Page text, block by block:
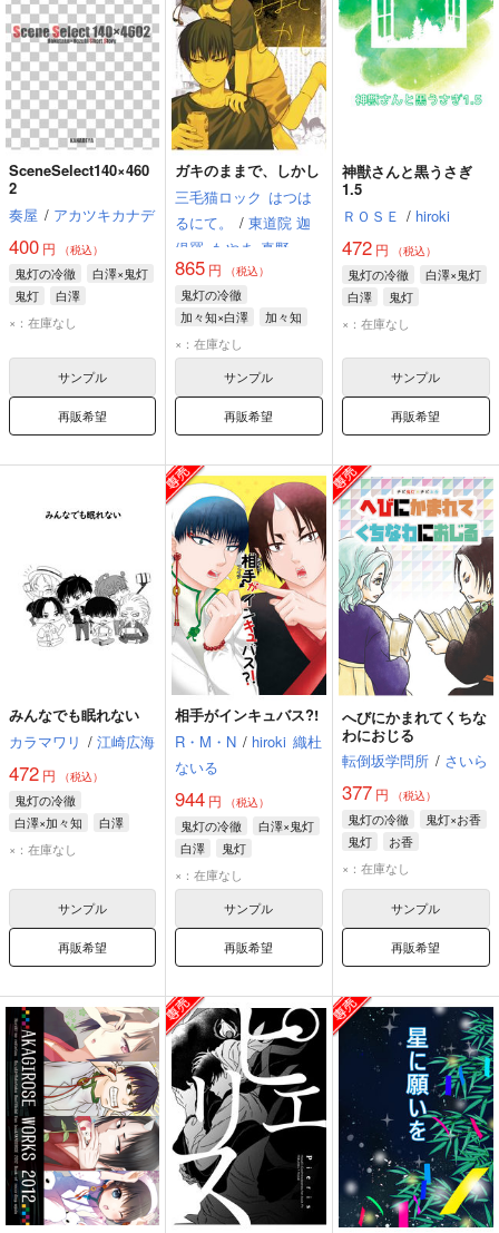
SceneSelect140×460
2
奏屋 / アカツキカナデ
400 円 （税込）
鬼灯の冷徹
白澤×鬼灯
鬼灯
白澤
×：在庫なし
サンプル
再販希望
ガキのままで、しかし
三毛猫ロック はつは
るにて。
/ 東道院 迦
倶羅 もやま 真野
865 円 （税込）
鬼灯の冷徹
加々知×白澤
加々知
白澤
×：在庫なし
サンプル
再販希望
神獣さんと黒うさぎ
1.5
ＲＯＳＥ / hiroki
472円 （税込）
鬼灯の冷徹
白澤×鬼灯
白澤
鬼灯
×：在庫なし
サンプル
再販希望
みんなでも眠れない
カラマワリ / 江崎広海
472 円 （税込）
鬼灯の冷徹
白澤×加々知
白澤
加々知
×：在庫なし
サンプル
再販希望
相手がインキュバス?!
R・M・N / hiroki 織杜
ないる
944 円 （税込）
鬼灯の冷徹
白澤×鬼灯
白澤
鬼灯
×：在庫なし
サンプル
再販希望
へびにかまれてくちな
わにおじる
転倒坂学問所 / さいら
377円 （税込）
鬼灯の冷徹
鬼灯×お香
鬼灯
お香
×：在庫なし
サンプル
再販希望